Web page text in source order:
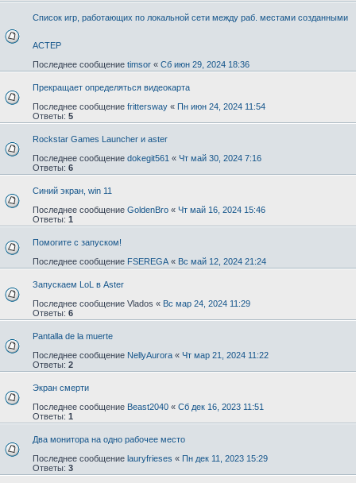
Список игр, работающих по локальной сети между раб. местами созданными
АСТЕР
Последнее сообщение timsor « Сб июн 29, 2024 18:36
Прекращает определяться видеокарта
Последнее сообщение frittersway « Пн июн 24, 2024 11:54
Ответы: 5
Rockstar Games Launcher и aster
Последнее сообщение dokegit561 « Чт май 30, 2024 7:16
Ответы: 6
Синий экран, win 11
Последнее сообщение GoldenBro « Чт май 16, 2024 15:46
Ответы: 1
Помогите с запуском!
Последнее сообщение FSEREGA « Вс май 12, 2024 21:24
Запускаем LoL в Aster
Последнее сообщение Vlados « Вс мар 24, 2024 11:29
Ответы: 6
Pantalla de la muerte
Последнее сообщение NellyAurora « Чт мар 21, 2024 11:22
Ответы: 2
Экран смерти
Последнее сообщение Beast2040 « Сб дек 16, 2023 11:51
Ответы: 1
Два монитора на одно рабочее место
Последнее сообщение lauryfrieses « Пн дек 11, 2023 15:29
Ответы: 3